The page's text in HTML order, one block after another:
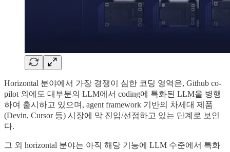
Horizontal 분야에서 가장 경쟁이 심한 코딩 영역은, Github co-
pilot 외에도 대부분의 LLM에서 coding에 특화된 LLM을 병행
하여 출시하고 있으며, agent framework 기반의 차세대 제품
(Devin, Cursor 등) 시장에 막 진입/선점하고 있는 단계로 보인
다.
그 외 horizontal 분야는 아직 해당 기능에 LLM 수준에서 특화